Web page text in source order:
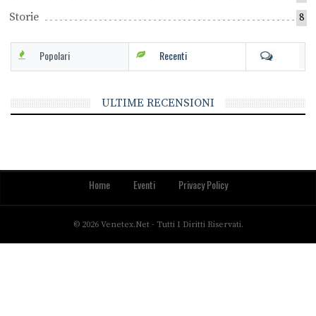
Storie 8
Popolari Recenti
ULTIME RECENSIONI
Home Eventi Privacy Policy
© 2026 Venetex.net - Tutti I Diritti Riservati.